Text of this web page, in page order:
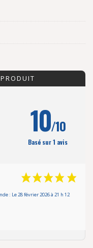
10/10
Basé sur 1 avis
: Le 28 février 2026 à 21 h 12